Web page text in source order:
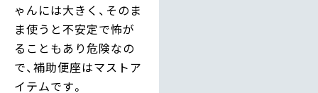
ゃんには大きく、そのま
ま使うと不安定で怖が
ることもあり危険なの
で、補助便座はマストア
イテムです。